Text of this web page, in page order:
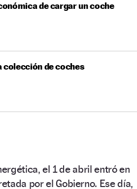
de cargar un coche
colección de coches
el 1 de abril entró en
por el Gobierno. Ese día,